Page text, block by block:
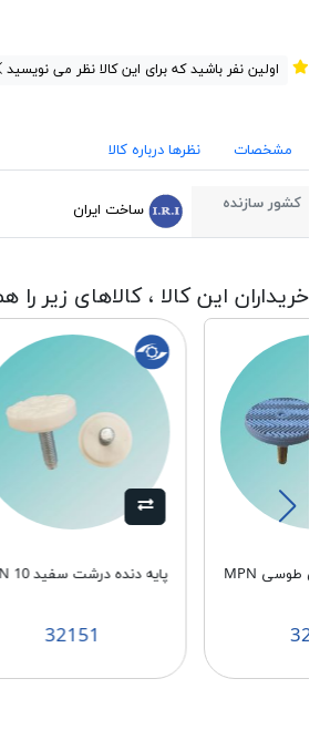
اولین نفر باشید که برای این کالا نظر می نویسید
مشخصات نظرها درباره کالا
کشور سازنده ساخت ایران
خریداران این کالا ، کالاهای زیر را
پایه دنده ریز پهن طوسی MPN
پایه دنده درشت سفید MPN 10
32151